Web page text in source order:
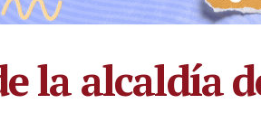
la alcaldía